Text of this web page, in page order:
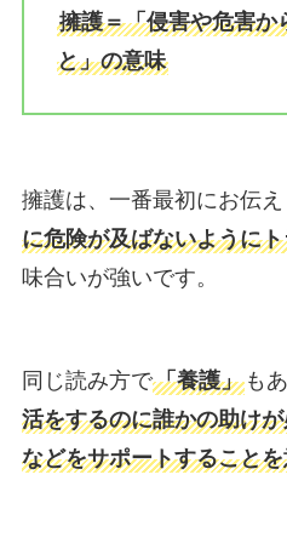
擁護＝「侵害や危害か
と」の意味
擁護は、一番最初にお伝
に危険が及ばないように
味合いが強いです。
同じ読み方で「養護」も
活をするのに誰かの助け
などをサポートすること